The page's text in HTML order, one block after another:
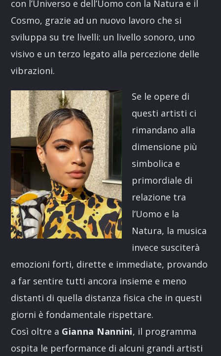
con l’Universo e dell’Uomo con la Natura e il
Cosmo, grazie ad un nuovo lavoro che si
sviluppa su tre livelli: un livello sonoro, uno
visivo e un terzo legato alla percezione delle
vibrazioni.
Se le opere di
questi artisti ci
rimandano alla
dimensione più
simbolica e
primordiale di
relazione tra
l’Uomo e la
Natura, la musica
invece susciterà
emozioni forti, dirette e immediate, provando
a far sentire tutti ancora insieme e meno
distanti di quella distanza fisica che in questi
giorni è fondamentale rispettare.
Così oltre a Gianna Nannini, il programma
ospita le performance di alcuni grandi artisti